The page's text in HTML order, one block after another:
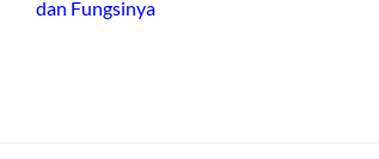
dan Fungsinya